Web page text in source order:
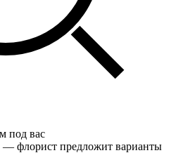
под вас
флорист предложит варианты